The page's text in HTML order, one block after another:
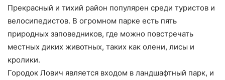
Прекрасный и тихий район популярен среди туристов и
велосипедистов. В огромном парке есть пять
природных заповедников, где можно повстречать
местных диких животных, таких как олени, лисы и
кролики.
Городок Лович является входом в ландшафтный парк, и